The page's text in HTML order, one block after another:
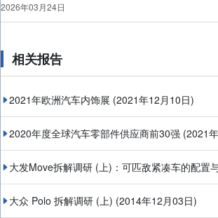
2026年03月24日
相关报告
2021年欧洲汽车内饰展 (2021年12月10日)
2020年度全球汽车零部件供应商前30强 (2021
大发Move拆解调研 (上)：可匹敌紧凑车的配置
大众 Polo 拆解调研 (上) (2014年12月03日)